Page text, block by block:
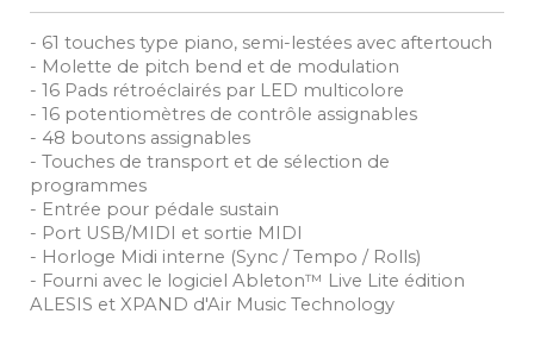
- 61 touches type piano, semi-lestées avec aftertouch
- Molette de pitch bend et de modulation
- 16 Pads rétroéclairés par LED multicolore
- 16 potentiomètres de contrôle assignables
- 48 boutons assignables
- Touches de transport et de sélection de
programmes
- Entrée pour pédale sustain
- Port USB/MIDI et sortie MIDI
- Horloge Midi interne (Sync / Tempo / Rolls)
- Fourni avec le logiciel Ableton™ Live Lite édition
ALESIS et XPAND d'Air Music Technology